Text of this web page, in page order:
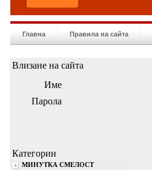
Главна Правила на сайта
Влизане на сайта
Име
Парола
Категории
МИНУТКА СМЕЛОСТ